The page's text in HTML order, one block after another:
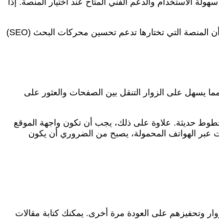
من ناحية أخرى، إذا كنت تمتلك خبرة تقنية، فقد ترغب في منصة توفر لك المزيد من الخيارات المتقدمة للتخصيص. تأكد من أن المنصة التي تختارها تدعم تحسين محركات البحث (SEO)
يسهل على الزوار التنقل بين الصفحات والعثور على
حديثة. علاوة على ذلك، يجب أن تكون واجهة الموقع
عبر الهواتف المحمولة، يصبح من الضروري أن يكون
وتحفيزهم على العودة مرة أخرى. يمكنك كتابة مقالات